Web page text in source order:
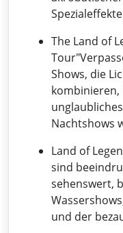
The Land of
Shows, die
kombinieren,
Nachtshows
Land of
sind
sehenswert,
und der